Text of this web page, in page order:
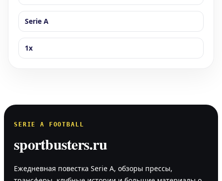
Serie A
1x
SERIE A FOOTBALL
sportbusters.ru
Ежедневная повестка Serie A, обзоры прессы,